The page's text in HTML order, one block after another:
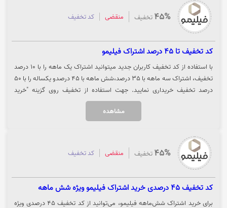
45% تخفیف منقضی کد تخفیف
کد تخفیف تا 45 درصد اشتراک فیلیمو
با استفاده از کد تخفیف کاربران جدید میتوانید اشتراک یک ماهه را با 10 درصد
تخفیف، اشتراک سه ماهه با 35 درصد،شش ماهه با 45 درصدو یکساله را با 50
درصد تخفیف خریداری نمایید. جهت استفاده از تخفیف روی گزینه "خرید
مشاهده
45% تخفیف منقضی کد تخفیف
کد تخفیف 45 درصدی خرید اشتراک فیلیمو ویژه شش ماهه
برای خرید اشتراک شش‌ماهه فیلیمو، می‌توانید از کد تخفیف ۴۵ درصدی ویژه